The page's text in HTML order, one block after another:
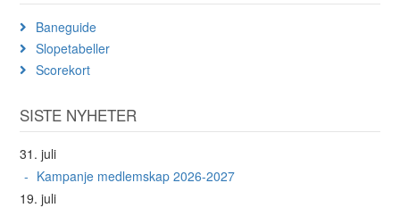
Baneguide
Slopetabeller
Scorekort
SISTE NYHETER
31. juli
Kampanje medlemskap 2026-2027
19. juli